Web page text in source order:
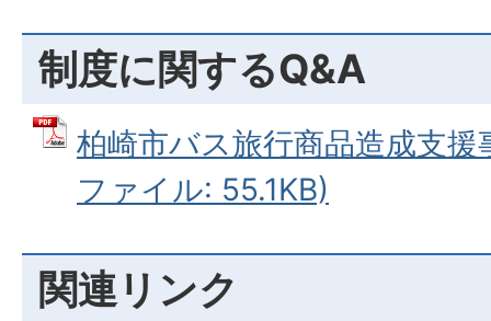
制度に関するQ&A
柏崎市バス旅行商品造成支援
ファイル: 55.1KB)
関連リンク